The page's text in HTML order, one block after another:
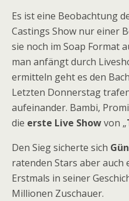
Es ist eine Beobachtung
Castings Show nur einer
sie noch im Soap Format
man anfängt durch
ermitteln geht es den
Letzten Donnerstag
aufeinander. Bambi,
die erste Live Showvon „
Den Sieg sicherte sich
ratenden Stars aber auch
Erstmals in seiner
Millionen Zuschauer.